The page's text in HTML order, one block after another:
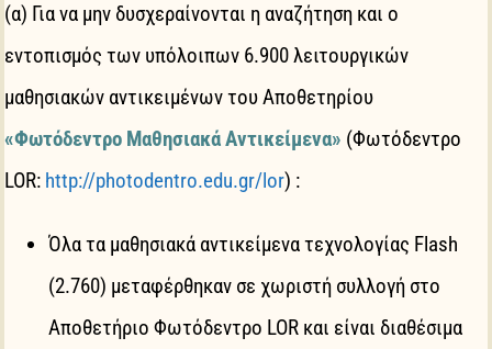
(α) Για να μην δυσχεραίνονται η αναζήτηση και ο
εντοπισμός των υπόλοιπων 6.900 λειτουργικών
μαθησιακών αντικειμένων του Αποθετηρίου
«Φωτόδεντρο Μαθησιακά Αντικείμενα» (Φωτόδεντρο
LOR: http://photodentro.edu.gr/lor) :
Όλα τα μαθησιακά αντικείμενα τεχνολογίας Flash
(2.760) μεταφέρθηκαν σε χωριστή συλλογή στο
Αποθετήριο Φωτόδεντρο LOR και είναι διαθέσιμα